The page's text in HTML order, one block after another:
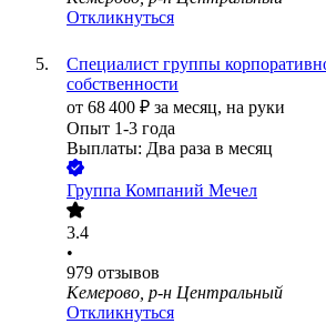
Откликнуться
Специалист группы
собственности
от 68 400 ₽ за месяц, на руки
Опыт 1-3 года
Выплаты: Два раза в месяц
Группа Компаний Мечел
3.4
•
979 отзывов
Кемерово, р-н Центральный
Откликнуться